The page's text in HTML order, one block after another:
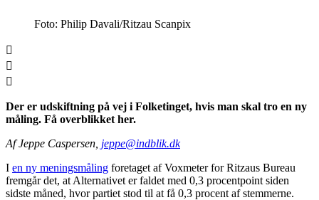
Foto: Philip Davali/Ritzau Scanpix
Der er udskiftning på vej i Folketinget, hvis man skal tro en ny
måling. Få overblikket her.
Af Jeppe Caspersen, jeppe@indblik.dk
I en ny meningsmåling foretaget af Voxmeter for Ritzaus Bureau
fremgår det, at Alternativet er faldet med 0,3 procentpoint siden
sidste måned, hvor partiet stod til at få 0,3 procent af stemmerne.